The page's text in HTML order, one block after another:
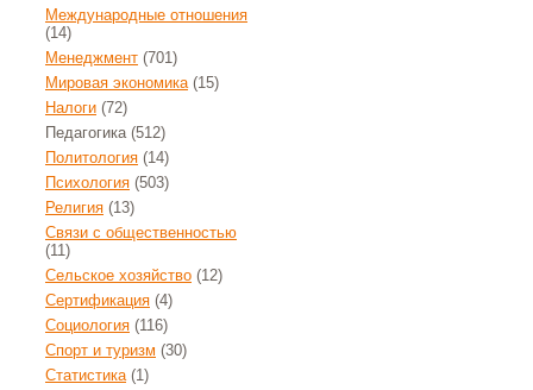
Международные отношения
(14)
Менеджмент (701)
Мировая экономика(15)
Налоги (72)
Педагогика(512)
Политология (14)
Психология (503)
Религия (13)
Связи с общественностью
(11)
Сельское хозяйство (12)
Сертификация (4)
Социология (116)
Спорт и туризм (30)
Статистика(1)